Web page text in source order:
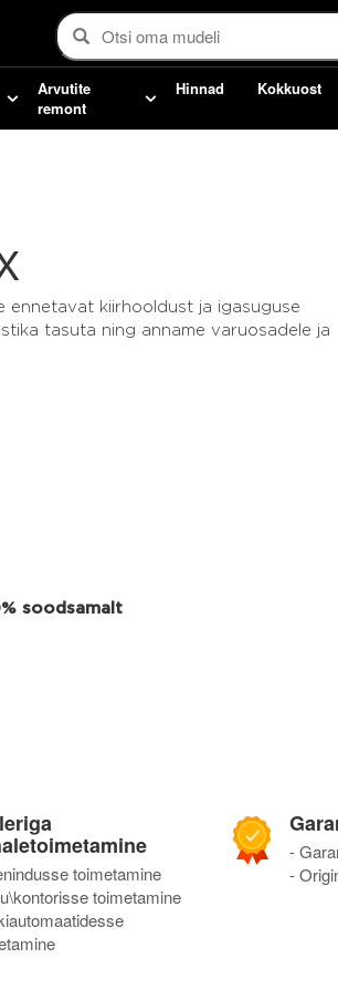
Arvutite
remont
Hinnad Kokkuost
ennetavat kiirhooldust ja igasuguse
tasuta ning anname varuosadele ja
soodsamalt
toimetamine
toimetamine
-
-